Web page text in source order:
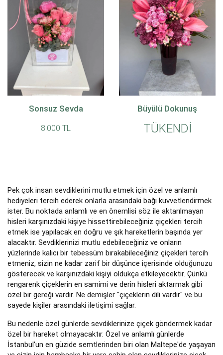
Sonsuz Sevda
8.000 TL
Büyülü Dokunuş
TÜKENDİ
Pek çok insan sevdiklerini mutlu etmek için özel ve anlamlı
hediyeleri tercih ederek onlarla arasındaki bağı kuvvetlendirmek
ister. Bu noktada anlamlı ve en önemlisi söz ile aktarılmayan
hisleri karşınızdaki kişiye hissettirebileceğiniz çiçekleri tercih
etmek ise yapılacak en doğru ve şık hareketlerin başında yer
alacaktır. Sevdiklerinizi mutlu edebileceğiniz ve onların
yüzlerinde kalıcı bir tebessüm bırakabileceğiniz çiçekleri tercih
etmeniz, sizin ne kadar zarif bir düşünce içerisinde olduğunuzu
gösterecek ve karşınızdaki kişiyi oldukça etkileyecektir. Çünkü
rengarenk çiçeklerin en samimi ve derin hisleri aktarmak gibi
özel bir gereği vardır. Ne demişler "çiçeklerin dili vardır" ve bu
sayede kişiler arasındaki iletişimi sağlar.
Bu nedenle özel günlerde sevdiklerinize çiçek göndermek kadar
özel bir hareket olmayacaktır. Özel ve anlamlı günlerde
İstanbul'un en güzide semtlerinden biri olan Maltepe'de yaşayan